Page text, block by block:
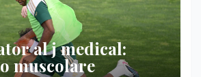
al j medical:
muscolare